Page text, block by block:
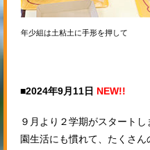
年少組は土粘土に手形を押して
■2024年9月11日 NEW!!
９月より２学期がスタートし
園生活にも慣れて、たくさ